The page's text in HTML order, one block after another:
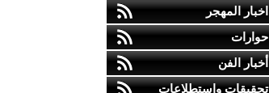
اخبار المهجر
حوارات
أخبار الفن
تحقيقات واستطلاعات